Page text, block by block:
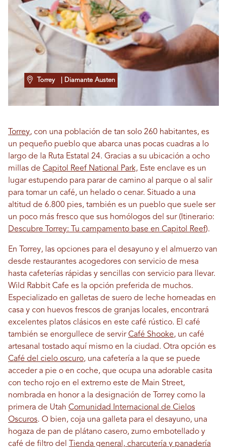
Torrey | Diamante Austen
Torrey, con una población de tan solo 260 habitantes, es
un pequeño pueblo que abarca unas pocas cuadras a lo
largo de la Ruta Estatal 24. Gracias a su ubicación a ocho
millas de Capitol Reef National Park, Este enclave es un
lugar estupendo para parar de camino al parque o al salir
para tomar un café, un helado o cenar. Situado a una
altitud de 6.800 pies, también es un pueblo que suele ser
un poco más fresco que sus homólogos del sur (Itinerario:
Descubre Torrey: Tu campamento base en Capitol Reef).
En Torrey, las opciones para el desayuno y el almuerzo van
desde restaurantes acogedores con servicio de mesa
hasta cafeterías rápidas y sencillas con servicio para llevar.
Wild Rabbit Cafe es la opción preferida de muchos.
Especializado en galletas de suero de leche horneadas en
casa y con huevos frescos de granjas locales, encontrará
excelentes platos clásicos en este café rústico. El café
también se enorgullece de servirCafé Shooke, un café
artesanal tostado aquí mismo en la ciudad. Otra opción es
Café del cielo oscuro, una cafetería a la que se puede
acceder a pie o en coche, que ocupa una adorable casita
con techo rojo en el extremo este de Main Street,
nombrada en honor a la designación de Torrey como la
primera de Utah Comunidad Internacional de Cielos
Oscuros. O bien, coja una galleta para el desayuno, una
hogaza de pan de plátano casero, zumo embotellado y
café de filtro del
Tienda general, charcutería y panadería